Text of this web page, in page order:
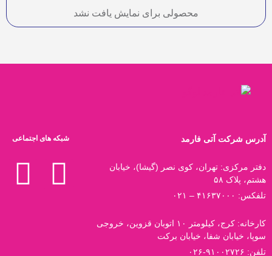
محصولی برای نمایش یافت نشد
شبکه های اجتماعی آدرس شرکت آتی فارمد
دفتر مرکزی: تهران، کوی نصر (گیشا)، خیابان
هشتم، پلاک ۵۸
تلفکس: ۴۱۶۳۷۰۰۰ – ۰۲۱
کارخانه: کرج، کیلومتر ۱۰ اتوبان قزوین، خروجی
سوپا، خیابان شفا، خیابان برکت
تلفن: ۹۱۰۰۲۷۲۶-۰۲۶